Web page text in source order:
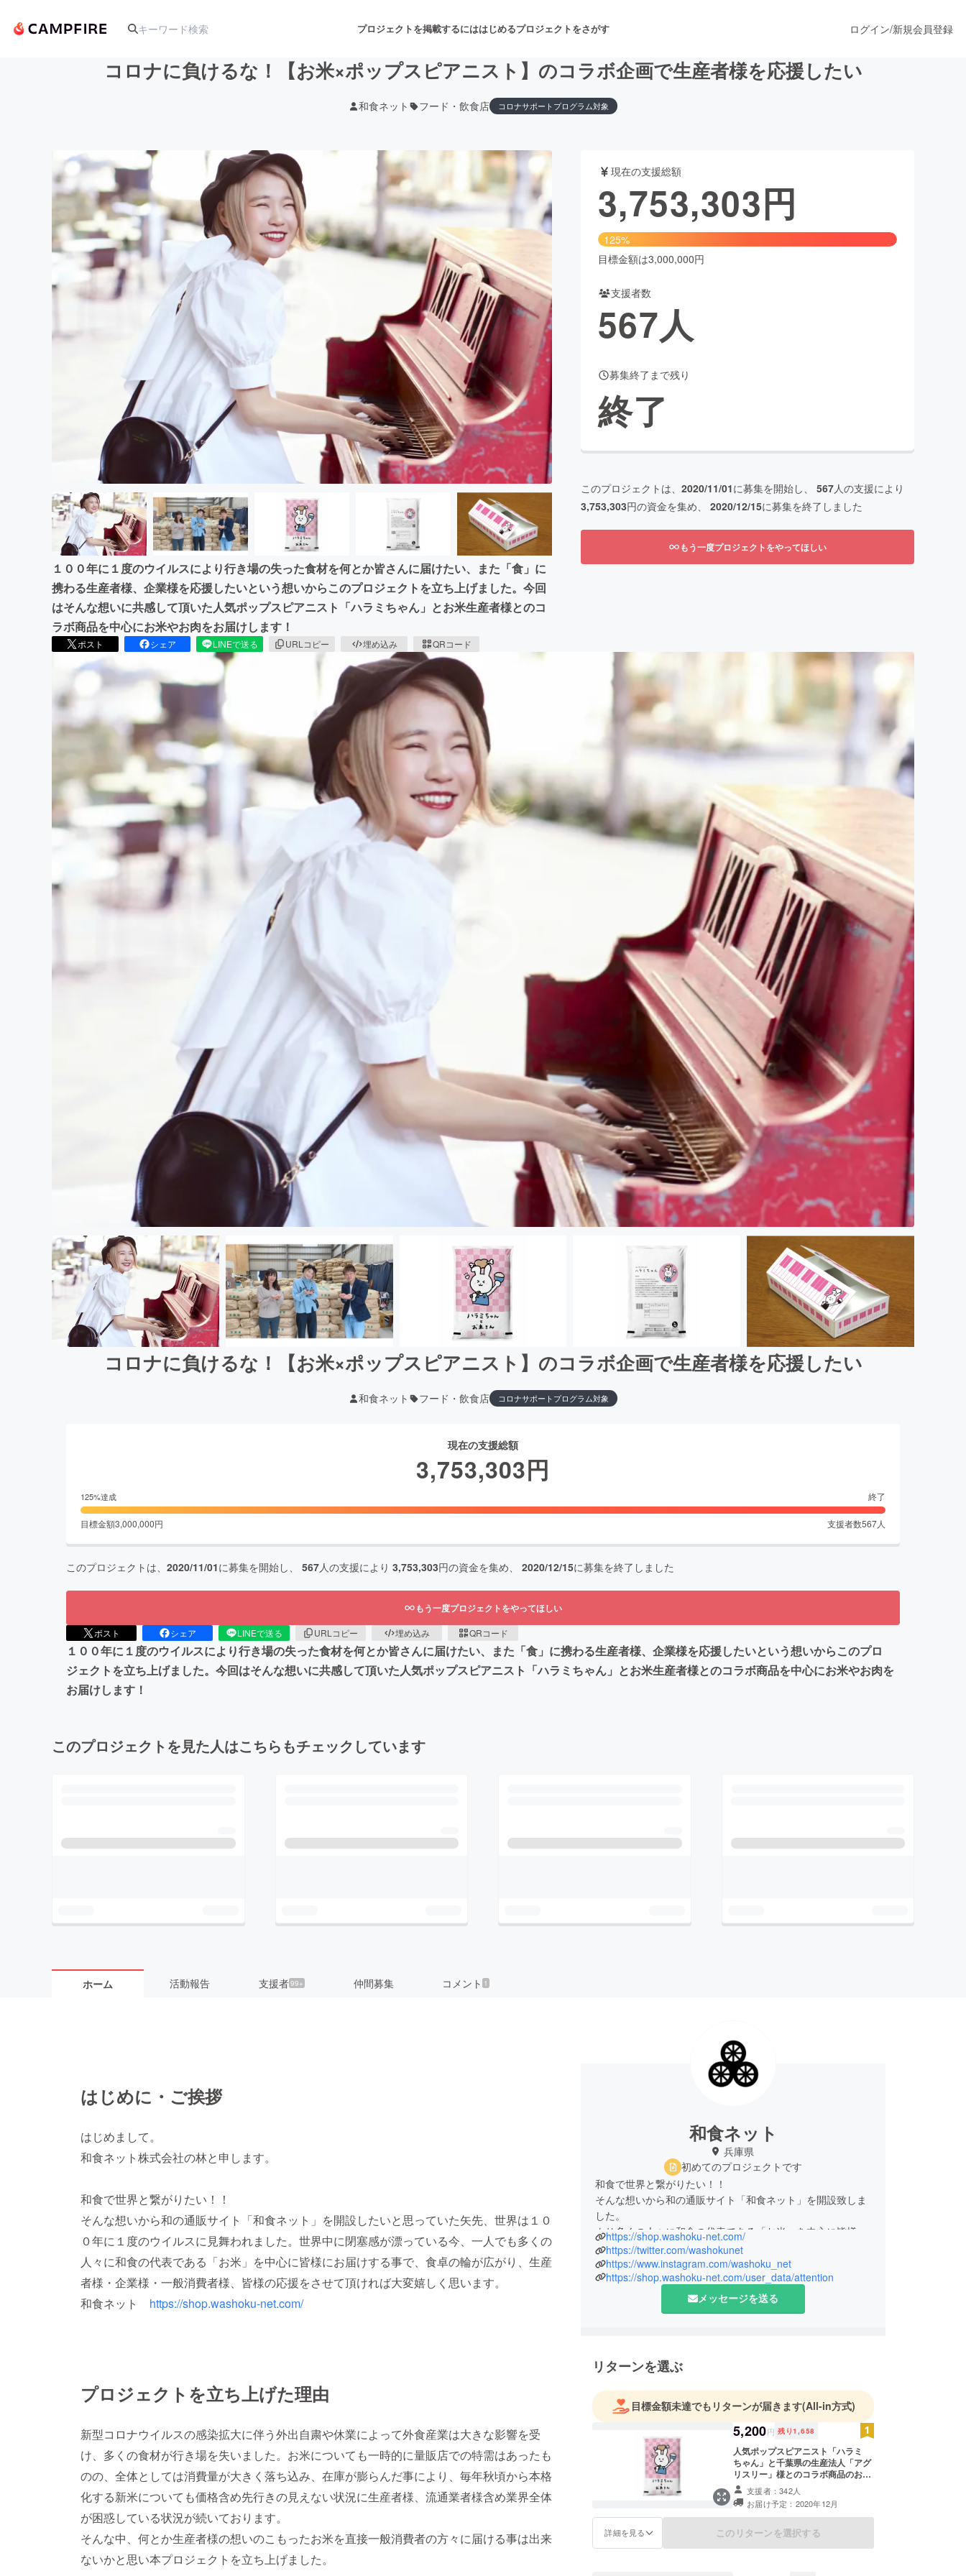
プロジェクトを掲載するにははじめるプロジェクトをさがす
アート・写真 舞台・パフォーマンス
テクノロジー・ガジェット ゲーム・サービス開発 フード・飲食店 ファッション
映像・映画 書籍・雑誌出版
ビジネス・起業 ビューティー・ヘルスケア
まちづくり・地域活性化
CAMPFIRE for Social GoodCAMPFIRE Creation
CAMPFIREふるさと納税machi-ya
ログイン/新規会員登録
コロナに負けるな！【お米×ポップスピアニスト】のコラボ企画で生産者様を応援したい
和食ネット フード・飲食店 コロナサポートプログラム対象
１００年に１度のウイルスにより行き場の失った食材を何とか皆さんに届けたい、また「食」に
携わる生産者様、企業様を応援したいという想いからこのプロジェクトを立ち上げました。今回
はそんな想いに共感して頂いた人気ポップスピアニスト「ハラミちゃん」とお米生産者様とのコ
ラボ商品を中心にお米やお肉をお届けします！
ポスト シェア LINEで送る URLコピー 埋め込み QRコード
現在の支援総額
3,753,303円
125%
目標金額は3,000,000円
支援者数
567人
募集終了まで残り
終了
このプロジェクトは、 2020/11/01に募集を開始し、 567人の支援により
3,753,303円の資金を集め、 2020/12/15に募集を終了しました
もう一度プロジェクトをやってほしい
コロナに負けるな！【お米×ポップスピアニスト】のコラボ企画で生産者様を応援したい
和食ネット フード・飲食店 コロナサポートプログラム対象
現在の支援総額
3,753,303円
125%達成 終了
目標金額3,000,000円 支援者数567人
このプロジェクトは、 2020/11/01に募集を開始し、 567人の支援により 3,753,303円の資金を集め、 2020/12/15に募集を終了しました
もう一度プロジェクトをやってほしい
ポスト シェア LINEで送る URLコピー 埋め込み QRコード
１００年に１度のウイルスにより行き場の失った食材を何とか皆さんに届けたい、また「食」に携わる生産者様、企業様を応援したいという想いからこのプロ
ジェクトを立ち上げました。今回はそんな想いに共感して頂いた人気ポップスピアニスト「ハラミちゃん」とお米生産者様とのコラボ商品を中心にお米やお肉を
お届けします！
このプロジェクトを見た人はこちらもチェックしています
ホーム 活動報告 支援者99+ 仲間募集 コメント 1
はじめに・ご挨拶
はじめまして。
和食ネット株式会社の林と申します。
和食で世界と繋がりたい！！
そんな想いから和の通販サイト「和食ネット」を開設したいと思っていた矢先、世界は１０
０年に１度のウイルスに見舞われました。世界中に閉塞感が漂っている今、一人でも多くの
人々に和食の代表である「お米」を中心に皆様にお届けする事で、食卓の輪が広がり、生産
者様・企業様・一般消費者様、皆様の応援をさせて頂ければ大変嬉しく思います。
和食ネット https://shop.washoku-net.com/
プロジェクトを立ち上げた理由
新型コロナウイルスの感染拡大に伴う外出自粛や休業によって外食産業は大きな影響を受
け、多くの食材が行き場を失いました。お米についても一時的に量販店での特需はあったも
のの、全体としては消費量が大きく落ち込み、在庫が膨らんだ事により、毎年秋頃から本格
化する新米についても価格含め先行きの見えない状況に生産者様、流通業者様含め業界全体
が困惑している状況が続いております。
そんな中、何とか生産者様の想いのこもったお米を直接一般消費者の方々に届ける事は出来
ないかと思い本プロジェクトを立ち上げました。
和食ネット
兵庫県
初めてのプロジェクトです
和食で世界と繋がりたい！！
そんな想いから和の通販サイト「和食ネット」を開設致しま
した。
より多くの人々に和食の代表である「お米」を中心に皆様に
お届けする事で、生産者様・企業様・一般消費者様、皆様の
応援をさせて頂きたいと思います。
そして応援して頂けると嬉しいです！
https://shop.washoku-net.com/
https://twitter.com/washokunet
https://www.instagram.com/washoku_net
https://shop.washoku-net.com/user_data/attention
メッセージを送る
リターンを選ぶ
目標金額未達でもリターンが届きます(All-in方式)
5,200円 残り1,658
人気ポップスピアニスト「ハラミ
ちゃん」と千葉県の生産法人「アグ
リスリー」様とのコラボ商品のお米
「ハラミちゃんとお米さん5㎏」を
お届け！ 銘柄：「令和2年産 千葉
県産コシヒカリ」 配送会社：佐川急
便
支援者：342人
お届け予定：2020年12月
詳細を見る このリターンを選択する